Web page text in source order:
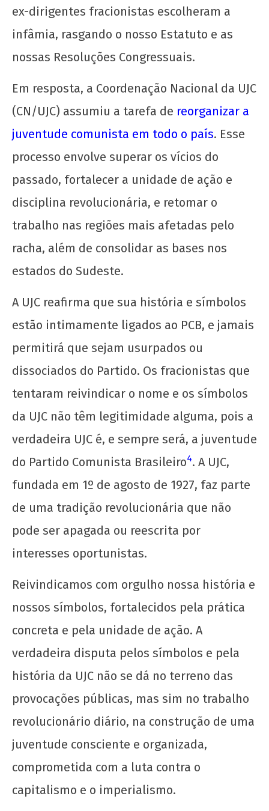
de
2024
CN
UJC
Os jovens comunistas e as eleições
agosto
de
CN
ex-dirigentes fracionistas escolheram a
infâmia, rasgando o nosso Estatuto e as
nossas Resoluções Congressuais.
Em resposta, a Coordenação Nacional da UJC
(CN/UJC) assumiu a tarefa de reorganizar a
juventude comunista em todo o país. Esse
processo envolve superar os vícios do
passado, fortalecer a unidade de ação e
disciplina revolucionária, e retomar o
trabalho nas regiões mais afetadas pelo
racha, além de consolidar as bases nos
estados do Sudeste.
A UJC reafirma que sua história e símbolos
estão intimamente ligados ao PCB, e jamais
permitirá que sejam usurpados ou
dissociados do Partido. Os fracionistas que
tentaram reivindicar o nome e os símbolos
da UJC não têm legitimidade alguma, pois a
verdadeira UJC é, e sempre será, a juventude
do Partido Comunista Brasileiro4. A UJC,
fundada em 1º de agosto de 1927, faz parte
de uma tradição revolucionária que não
pode ser apagada ou reescrita por
interesses oportunistas.
Reivindicamos com orgulho nossa história e
nossos símbolos, fortalecidos pela prática
concreta e pela unidade de ação. A
verdadeira disputa pelos símbolos e pela
história da UJC não se dá no terreno das
provocações públicas, mas sim no trabalho
revolucionário diário, na construção de uma
juventude consciente e organizada,
comprometida com a luta contra o
capitalismo e o imperialismo.